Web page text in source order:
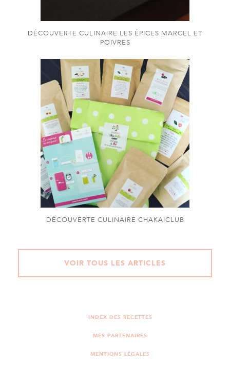
DÉCOUVERTE CULINAIRE LES ÉPICES MARCEL ET
POIVRES
DÉCOUVERTE CULINAIRE CHAKAICLUB
VOIR TOUS LES ARTICLES
INDEX DES RECETTES
MES PARTENAIRES
MENTIONS LÉGALES